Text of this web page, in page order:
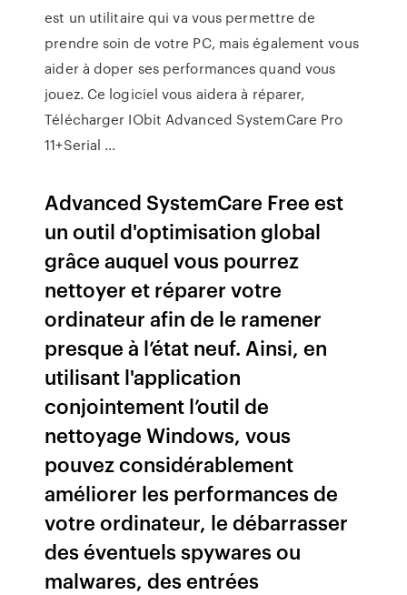
est un utilitaire qui va vous permettre de
prendre soin de votre PC, mais également vous
aider à doper ses performances quand vous
jouez. Ce logiciel vous aidera à réparer,
Télécharger IObit Advanced SystemCare Pro
11+Serial ...
Advanced SystemCare Free est
un outil d'optimisation global
grâce auquel vous pourrez
nettoyer et réparer votre
ordinateur afin de le ramener
presque à l’état neuf. Ainsi, en
utilisant l'application
conjointement l’outil de
nettoyage Windows, vous
pouvez considérablement
améliorer les performances de
votre ordinateur, le débarrasser
des éventuels spywares ou
malwares, des entrées